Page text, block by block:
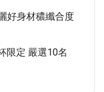
好身材穠纖合度
限定 嚴選10名